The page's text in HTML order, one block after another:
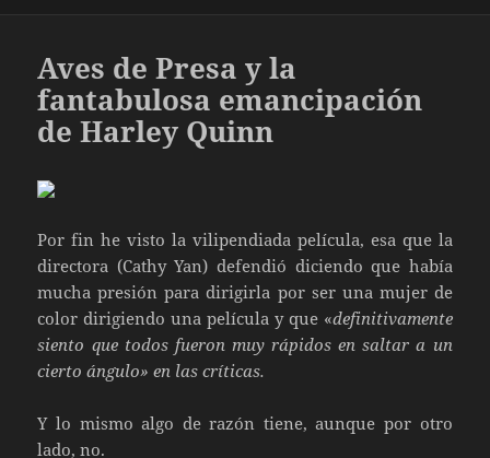
Aves de Presa y la
fantabulosa emancipación
de Harley Quinn
Por fin he visto la vilipendiada película, esa que la
directora (Cathy Yan) defendió diciendo que había
mucha presión para dirigirla por ser una mujer de
color dirigiendo una película y que «definitivamente
siento que todos fueron muy rápidos en saltar a un
cierto ángulo» en las críticas.
Y lo mismo algo de razón tiene, aunque por otro
lado, no.